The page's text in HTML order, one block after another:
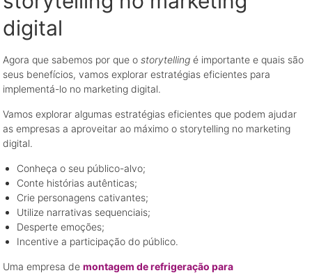
digital
Agora que sabemos por que ostorytellingé importante e quais são
seus benefícios, vamos explorar estratégias eficientes para
implementá-lo no marketing digital.
Vamos explorar algumas estratégias eficientes que podem ajudar
as empresas a aproveitar ao máximo o storytelling no marketing
digital.
Conheça o seu público-alvo;
Conte histórias autênticas;
Crie personagens cativantes;
Utilize narrativas sequenciais;
Desperte emoções;
Incentive a participação do público.
Uma empresa demontagem de refrigeração para